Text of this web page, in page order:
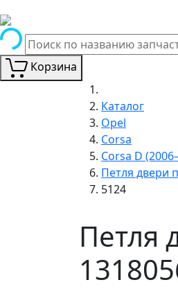
Корзина
Каталог
Opel
Corsa
Corsa D
Петля двери
5124
Петля